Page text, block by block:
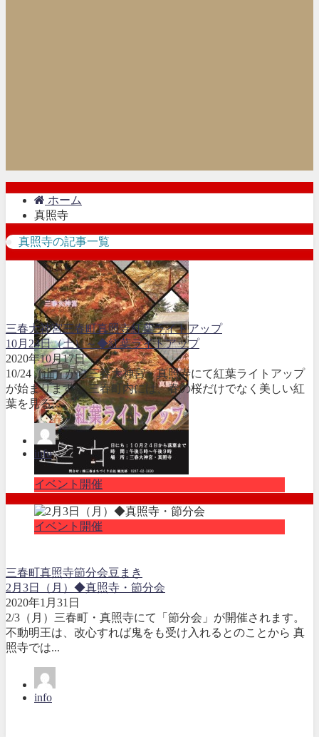
ホーム
真照寺
真照寺の記事一覧
イベント開催
三春大神宮三春町真照寺紅葉ライトアップ
10月24日（土）～◆紅葉ライトアップ
2020年10月17日
10/24（土）から三春大神宮・真照寺にて紅葉ライトアップ
が始まります。 三春町内には、春の桜だけでなく美しい紅
葉を見る...
info
イベント開催
三春町真照寺節分会豆まき
2月3日（月）◆真照寺・節分会
2020年1月31日
2/3（月）三春町・真照寺にて「節分会」が開催されます。
不動明王は、改心すれば鬼をも受け入れるとのことから 真
照寺では...
info